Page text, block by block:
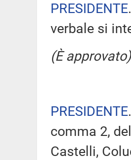
PRESIDENTE
verbale si
(È approvato)
PRESIDENTE
comma 2,
Castelli,